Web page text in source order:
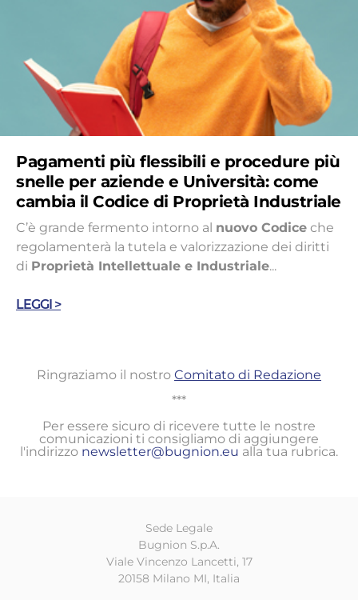
Pagamenti più flessibili e procedure più
snelle per aziende e Università: come
cambia il Codice di Proprietà Industriale
C’è grande fermento intorno al nuovo Codice che
regolamenterà la tutela e valorizzazione dei diritti
di Proprietà Intellettuale e Industriale...
LEGGI >
Ringraziamo il nostro Comitato di Redazione
***
Per essere sicuro di ricevere tutte le nostre
comunicazioni ti consigliamo di aggiungere
l'indirizzo newsletter@bugnion.eu alla tua rubrica.
Sede Legale
Bugnion S.p.A.
Viale Vincenzo Lancetti, 17
20158 Milano MI, Italia